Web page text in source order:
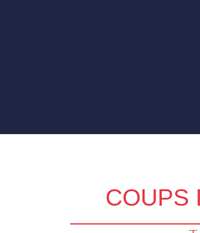
COUPS